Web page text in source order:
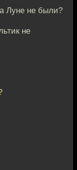
Луне не были?
не